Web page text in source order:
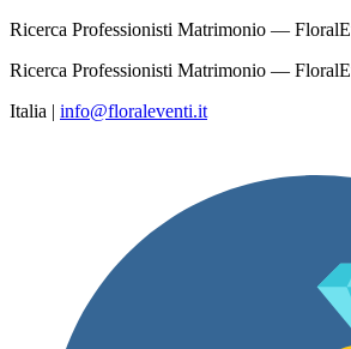
Ricerca Professionisti Matrimonio —
Ricerca Professionisti Matrimonio —
Italia | info@floraleventi.it